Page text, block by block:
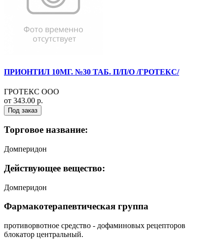
ПРИОНТИЛ 10МГ. №30 ТАБ. П/П/О /ГРОТЕКС/
ГРОТЕКС ООО
от 343.00 р.
Под заказ
Торговое название:
Домперидон
Действующее вещество:
Домперидон
Фармакотерапевтическая группа
противорвотное средство - дофаминовых рецепторов
блокатор центральный.